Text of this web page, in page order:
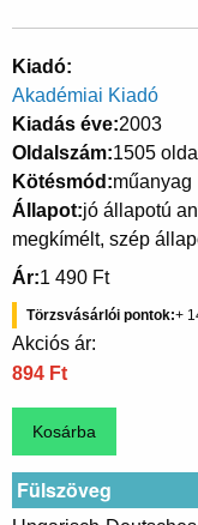
Kiadó
Akadémiai Kiadó
Kiadás éve 2003
Oldalszám 1505 oldal
Kötésmód műanyag
Állapot jó állapotú
megkímélt, szép
Ár 1 490 Ft
Törzsvásárlói pontok
Akciós ár:
894 Ft
Fülszöveg